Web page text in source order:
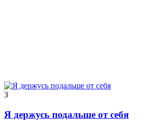
3
Я держусь подальше от себя